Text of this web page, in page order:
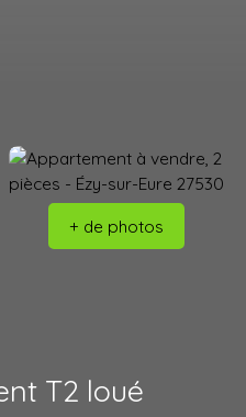
+ de photos
T2 loué